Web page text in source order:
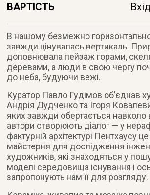
ВАРТІСТЬ
В нашому безмежно
завжди цінувалась вертикаль.
доповнювала пейзаж горами,
деревами, а люди в свою чергу
до неба, будуючи вежі.
Куратор Павло Гудімов обʼєднав
Андрія Дудченко та Ігоря
яких завжди обертається навколо
автори створюють діалог — у
фактурній архітектурі Пентхаусу
майстерня для дослідження
художників, які знаходяться у
моделі середовища існування і
запропонують нам її для розгляду.